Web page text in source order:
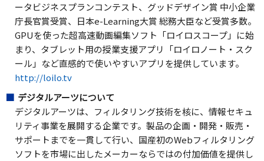
ータビジネスプランコンテスト、グッドデザイン賞 中小企業
庁長官賞受賞、日本e-Learning大賞 総務大臣など受賞多数。
GPUを使った超高速動画編集ソフト「ロイロスコープ」に始
まり、タブレット用の授業支援アプリ「ロイロノート・スク
ール」など直感的で使いやすいアプリを提供しています。
http://loilo.tv
デジタルアーツについて
デジタルアーツは、フィルタリング技術を核に、情報セキュ
リティ事業を展開する企業です。製品の企画・開発・販売・
サポートまでを一貫して行い、国産初のWebフィルタリング
ソフトを市場に出したメーカーならではの付加価値を提供し